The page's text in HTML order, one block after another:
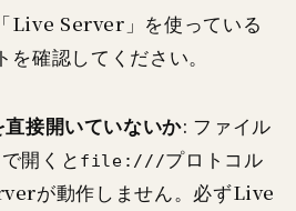
Live Server」を使っている
確認してください。
接開いていないか: ファイル
開くと file:///プロトコル
が動作しません。必ずLive